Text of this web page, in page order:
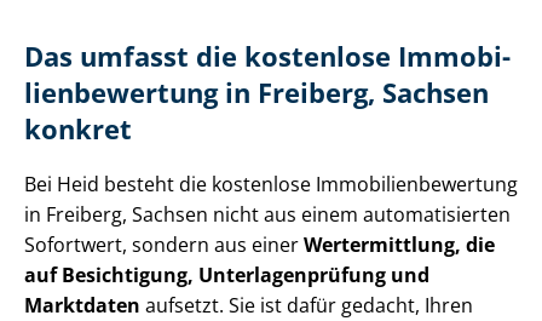
Das umfasst die kostenlose Im­mo­bi­
li­en­be­wer­tung in Freiberg, Sachsen
konkret
Bei Heid besteht die kostenlose Im­mo­bi­li­en­be­wer­tung
in Freiberg, Sachsen nicht aus einem automatisierten
Sofortwert, sondern aus einerWertermittlung, die
auf Besichtigung, Un­ter­la­gen­prü­fung und
Marktdaten aufsetzt. Sie ist dafür gedacht, Ihren